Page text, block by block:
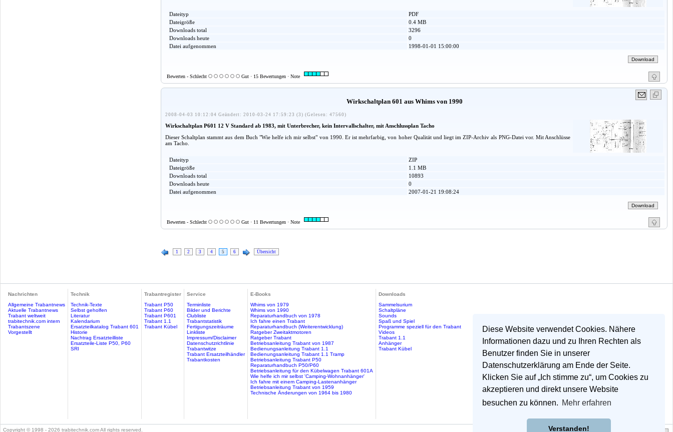
Diese Website verwendet Cookies. Nähere
Informationen dazu und zu Ihren Rechten als
Benutzer finden Sie in unserer
Datenschutzerklärung am Ende der Seite.
Klicken Sie auf „Ich stimme zu“, um Cookies zu
akzeptieren und direkt unsere Website
besuchen zu können. Mehr erfahren
Verstanden!
Dateityp
PDF
Dateigröße
0.4 MB
Downloads total
3296
Downloads heute
0
Datei aufgenommen
1998-01-01 15:00:00
Bewerten - Schlecht Gut · 15 Bewertungen · Note
Wirkschaltplan 601 aus Whims von 1990
2008-04-03 10:12:04 Geändert: 2010-03-24 17:59:23 (3) (Gelesen: 47560)
Wirkschaltplan P601 12 V Standard ab 1983, mit Unterbrecher, kein Intervallschalter, mit Anschlussplan Tacho
Dieser Schaltplan stammt aus dem Buch "Wie helfe ich mir selbst" von 1990. Er ist mehrfarbig, von hoher Qualität und liegt im ZIP-Archiv als PNG-Datei vor. Mit Anschlüsse
am Tacho.
Dateityp
ZIP
Dateigröße
1.1 MB
Downloads total
10893
Downloads heute
0
Datei aufgenommen
2007-01-21 19:08:24
Bewerten - Schlecht Gut · 11 Bewertungen · Note
1 2 3 4 5 6 Übersicht
Nachrichten
Allgemeine Trabantnews
Aktuelle Trabantnews
Trabant weltweit
trabitechnik.com intern
Trabantszene
Vorgestellt
Technik
Technik-Texte
Selbst geholfen
Literatur
Kalendarium
Ersatzteilkatalog Trabant 601
Historie
Nachtrag Ersatzteilliste
Ersatzteile-Liste P50, P60
SRI
Trabantregister
Trabant P50
Trabant P60
Trabant P601
Trabant 1.1
Trabant Kübel
Service
Terminliste
Bilder und Berichte
Clubliste
Trabantstatistik
Fertigungszeiträume
Linkliste
Impressum/Disclaimer
Datenschutzrichtlinie
Trabantwitze
Trabant Ersatzteilhändler
Trabantkosten
E-Books
Whims von 1979
Whims von 1990
Reparaturhandbuch von 1978
Ich fahre einen Trabant
Reparaturhandbuch (Weiterentwicklung)
Ratgeber Zweitaktmotoren
Ratgeber Trabant
Betriebsanleitung Trabant von 1987
Bedienungsanleitung Trabant 1.1
Bedienungsanleitung Trabant 1.1 Tramp
Betriebsanleitung Trabant P50
Reparaturhandbuch P50/P60
Betriebsanleitung für den Kübelwagen Trabant 601A
Wie helfe ich mir selbst 'Camping-Wohnanhänger'
Ich fahre mit einem Camping-Lastenanhänger
Betriebsanleitung Trabant von 1959
Technische Änderungen von 1964 bis 1980
Downloads
Sammelsurium
Schaltpläne
Sounds
Spaß und Spiel
Programme speziell für den Trabant
Videos
Trabant 1.1
Anhänger
Trabant Kübel
Copyright © 1998 - 2026 trabitechnik.com All rights reserved.